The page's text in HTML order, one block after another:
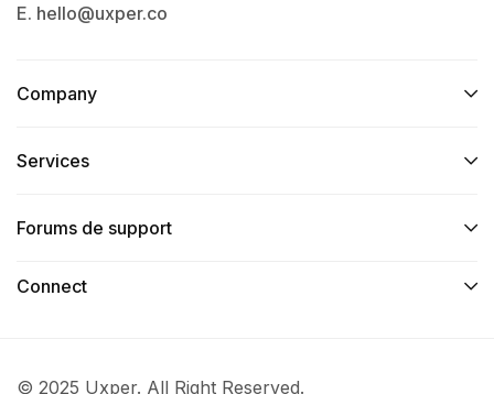
E. hello@uxper.co
Company
Services​
Forums de support
Connect​
© 2025 Uxper. All Right Reserved.